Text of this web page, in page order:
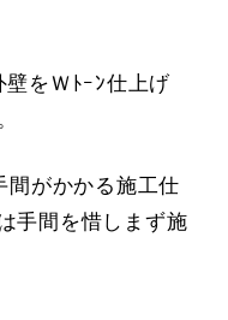
壁をＷﾄｰﾝ仕上げ
間がかかる施工仕
手間を惜しまず施